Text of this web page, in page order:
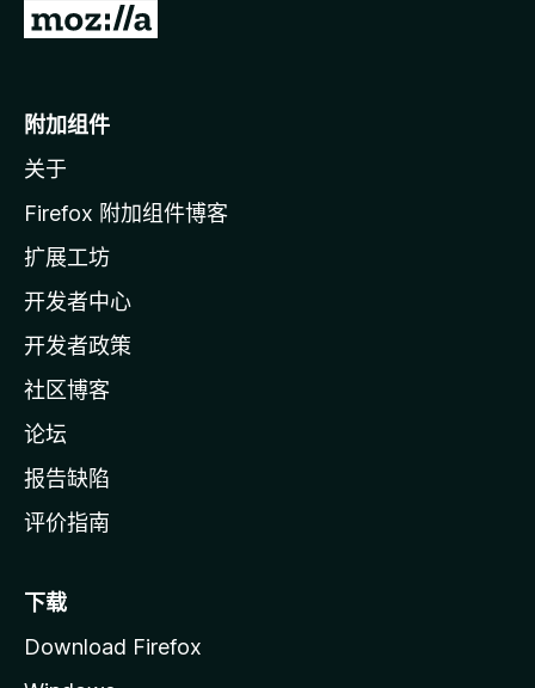
转
o
i
l
a
主
页
附加组件
关于
Firefox 附加组件博客
扩展工坊
开发者中心
开发者政策
社区博客
论坛
报告缺陷
评价指南
下载
Download Firefox